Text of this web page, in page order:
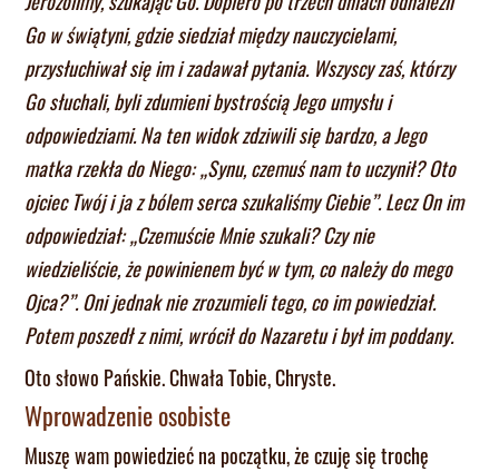
Go w świątyni, gdzie siedział między nauczycielami,
przysłuchiwał się im i zadawał pytania. Wszyscy zaś, którzy
Go słuchali, byli zdumieni bystrością Jego umysłu i
odpowiedziami. Na ten widok zdziwili się bardzo, a Jego
matka rzekła do Niego: „Synu, czemuś nam to uczynił? Oto
ojciec Twój i ja z bólem serca szukaliśmy Ciebie”. Lecz On im
odpowiedział: „Czemuście Mnie szukali? Czy nie
wiedzieliście, że powinienem być w tym, co należy do mego
Ojca?”. Oni jednak nie zrozumieli tego, co im powiedział.
Potem poszedł z nimi, wrócił do Nazaretu i był im poddany.
Oto słowo Pańskie. Chwała Tobie, Chryste.
Wprowadzenie osobiste
Muszę wam powiedzieć na początku, że czuję się trochę